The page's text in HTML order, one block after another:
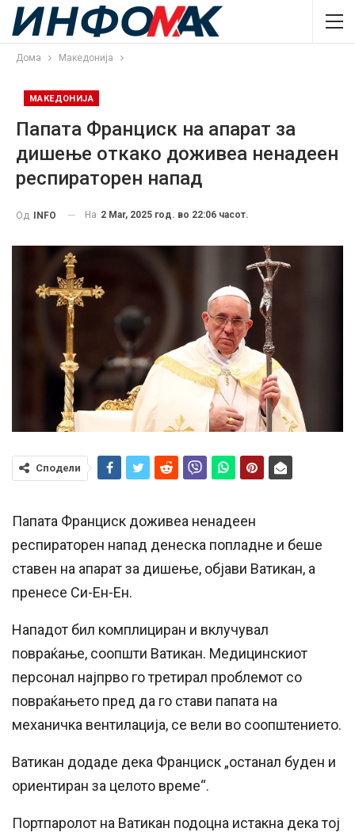
Дома Македонија
МАКЕДОНИЈА
Папата Франциск на апарат за
дишење откако доживеа ненадеен
респираторен напад
Од INFO На 2 Mar, 2025 год. во 22:06 часот.
Сподели
Папата Франциск доживеа ненадеен
респираторен напад денеска попладне и беше
ставен на апарат за дишење, објави Ватикан, а
пренесе Си-Ен-Ен.
Нападот бил комплициран и вклучувал
повраќање, соопшти Ватикан. Медицинскиот
персонал најпрво го третирал проблемот со
повраќањето пред да го стави папата на
механичка вентилација, се вели во соопштението.
Ватикан додаде дека Франциск „останал буден и
ориентиран за целото време“.
Портпаролот на Ватикан подоцна истакна дека тој